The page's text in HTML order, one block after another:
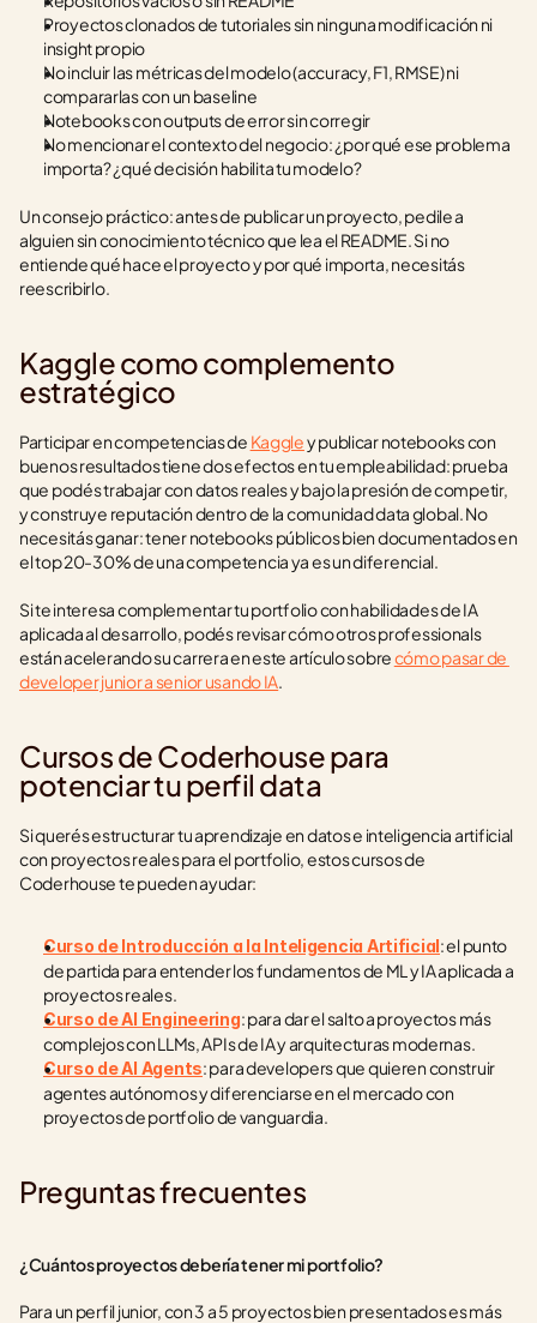
Proyectos clonados de tutoriales sin ninguna modificación ni
insight propio
No incluir las métricas del modelo (accuracy, F1, RMSE) ni
compararlas con un baseline
Notebooks con outputs de error sin corregir
No mencionar el contexto del negocio: ¿por qué ese problema
importa? ¿qué decisión habilita tu modelo?
Un consejo práctico: antes de publicar un proyecto, pedile a
alguien sin conocimiento técnico que lea el README. Si no
entiende qué hace el proyecto y por qué importa, necesitás
reescribirlo.
Kaggle como complemento
estratégico
Participar en competencias de Kaggle y publicar notebooks con
buenos resultados tiene dos efectos en tu empleabilidad: prueba
que podés trabajar con datos reales y bajo la presión de competir,
y construye reputación dentro de la comunidad data global. No
necesitás ganar: tener notebooks públicos bien documentados en
el top 20-30% de una competencia ya es un diferencial.
Si te interesa complementar tu portfolio con habilidades de IA
aplicada al desarrollo, podés revisar cómo otros professionals
están acelerando su carrera en este artículo sobre cómo pasar de
developer junior a senior usando IA.
Cursos de Coderhouse para
potenciar tu perfil data
Si querés estructurar tu aprendizaje en datos e inteligencia artificial
con proyectos reales para el portfolio, estos cursos de
Coderhouse te pueden ayudar:
Curso de Introducción a la Inteligencia Artificial: el punto
de partida para entender los fundamentos de ML y IA aplicada a
proyectos reales.
Curso de AI Engineering: para dar el salto a proyectos más
complejos con LLMs, APIs de IA y arquitecturas modernas.
Curso de AI Agents: para developers que quieren construir
agentes autónomos y diferenciarse en el mercado con
proyectos de portfolio de vanguardia.
Preguntas frecuentes
¿Cuántos proyectos debería tener mi portfolio?
Para un perfil junior, con 3 a 5 proyectos bien presentados es más